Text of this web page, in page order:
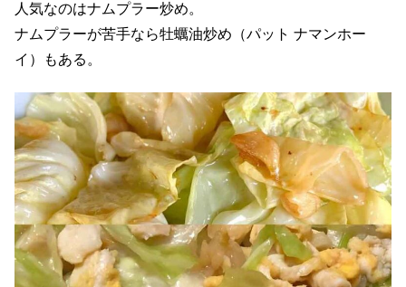
人気なのはナムプラー炒め。
ナムプラーが苦手なら牡蠣油炒め（パット ナマンホー
イ）もある。